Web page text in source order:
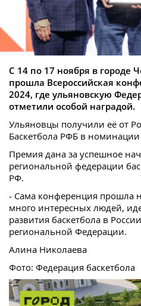
С 14 по 17 ноября в городе
прошла Всероссийская
2024, где ульяновскую
отметили особой наградой.
Ульяновцы получили её от
Баскетбола РФБ в
Премия дана за успешное
региональной федерации
РФ.
- Сама конференция прошла
много интересных людей,
развития баскетбола в
региональной Федерации.
Алина Николаева
Фото: Федерация баскетбола